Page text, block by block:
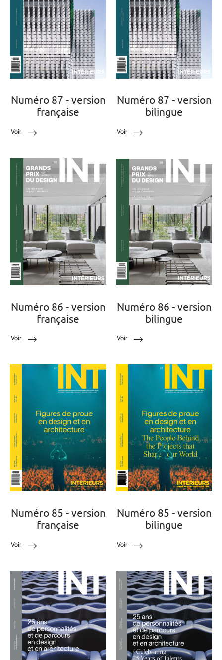
Numéro 87 - version
française
Voir
Numéro 87 - version
bilingue
Voir
Numéro 86 - version
française
Voir
Numéro 86 - version
bilingue
Voir
Numéro 85 - version
française
Voir
Numéro 85 - version
bilingue
Voir